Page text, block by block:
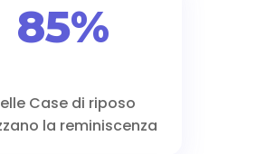
85%
Case di riposo
la reminiscenza